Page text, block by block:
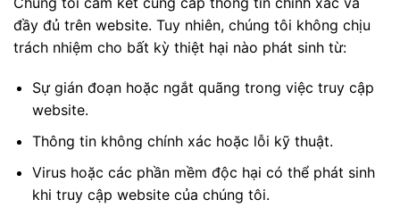
đầy đủ trên website. Tuy nhiên, chúng tôi không chịu
trách nhiệm cho bất kỳ thiệt hại nào phát sinh từ:
Sự gián đoạn hoặc ngắt quãng trong việc truy cập
website.
Thông tin không chính xác hoặc lỗi kỹ thuật.
Virus hoặc các phần mềm độc hại có thể phát sinh
khi truy cập website của chúng tôi.